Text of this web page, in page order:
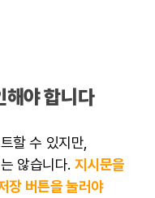
해야 합니다
할 수 있지만,
않습니다. 지시문을
장 버튼을 눌러야